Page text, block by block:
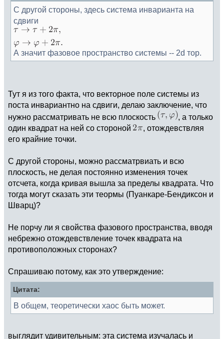
С другой стороны, здесь система инварианта на
сдвиги
А значит фазовое пространство системы -- 2d тор.
Тут я из того факта, что векторное поле системы из
поста инвариантно на сдвиги, делаю заключение, что
нужно рассматривать не всю плоскость
, а только
один квадрат на ней со стороной
, отождевствляя
его крайние точки.
С другой стороны, можно рассматрвиать и всю
плоскость, не делая постоянно изменения точек
отсчета, когда кривая вышла за пределы квадрата. Что
тогда могут сказать эти теормы (Пуанкаре-Бендиксон и
Шварц)?
Не порчу ли я свойства фазового пространства, вводя
небрежно отождевствление точек квадрата на
противоположных сторонах?
Спрашиваю потому, как это утверждение:
Цитата:
В общем, теоретически хаос быть может.
выглядит удивительным: эта система изучалась и